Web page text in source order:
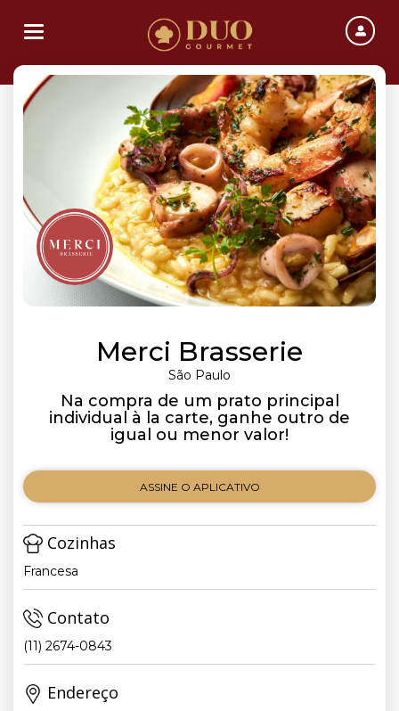
Toggle navigation
Merci Brasserie
São Paulo
Na compra de um prato principal
individual à la carte, ganhe outro de
igual ou menor valor!
ASSINE O APLICATIVO
Cozinhas
Francesa
Contato
(11) 2674-0843
Endereço